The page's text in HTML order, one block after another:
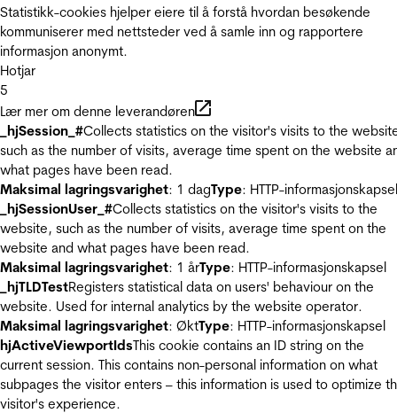
Statistikk-cookies hjelper eiere til å forstå hvordan besøkende
kommuniserer med nettsteder ved å samle inn og rapportere
informasjon anonymt.
Hotjar
5
Lær mer om denne leverandøren
_hjSession_#Collects statistics on the visitor's visits to the
such as the number of visits, average time spent on the website
what pages have been read.
Maksimal lagringsvarighet: 1 dagType: HTTP-informasjonskapsel
_hjSessionUser_#Collects statistics on the visitor's visits to the
website, such as the number of visits, average time spent on the
website and what pages have been read.
Maksimal lagringsvarighet: 1 årType: HTTP-informasjonskapsel
_hjTLDTestRegisters statistical data on users' behaviour on the
website. Used for internal analytics by the website operator.
Maksimal lagringsvarighet: ØktType: HTTP-informasjonskapsel
hjActiveViewportIdsThis cookie contains an ID string on the
current session. This contains non-personal information on what
subpages the visitor enters – this information is used to optimize
visitor's experience.